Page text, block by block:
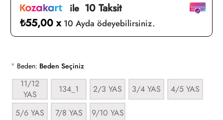
ile10 Taksit
₺55,00 x 10 Ayda ödeyebilirsiniz.
* Beden: Beden Seçiniz
11/12
YAS
134_1 2/3 YAS 3/4 YAS 4/5 YAS
5/6 YAS 7/8 YAS 9/10 YAS